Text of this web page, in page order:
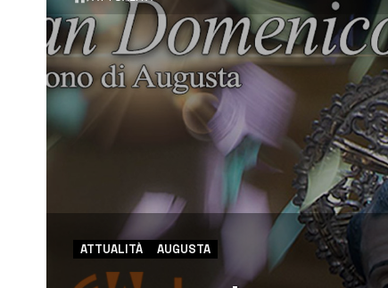
ATTUALITÀ AUGUSTA